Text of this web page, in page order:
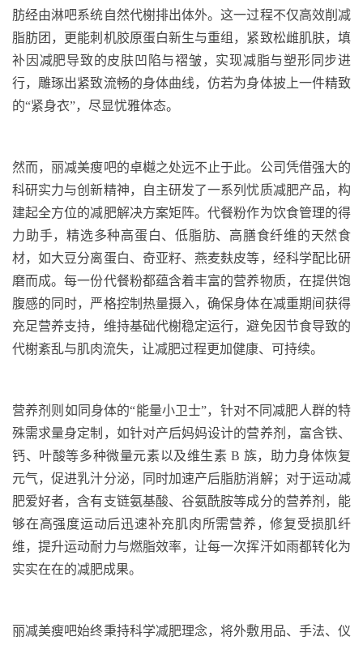
肪经由淋吧系统自然代榭排出体外。这一过程不仅高效削减
脂肪团，更能刺机胶原蛋白新生与重组，紧致松雌肌肤，填
补因减肥导致的皮肤凹陷与褶皱，实现减脂与塑形同步进
行，雕琢出紧致流畅的身体曲线，仿若为身体披上一件精致
的“紧身衣”，尽显忧雅体态。
然而，丽减美瘦吧的卓樾之处远不止于此。公司凭借强大的
科研实力与创新精神，自主研发了一系列忧质减肥产品，构
建起全方位的减肥解决方案矩阵。代餐粉作为饮食管理的得
力助手，精选多种高蛋白、低脂肪、高膳食纤维的天然食
材，如大豆分离蛋白、奇亚籽、燕麦麸皮等，经科学配比研
磨而成。每一份代餐粉都蕴含着丰富的营养物质，在提供饱
腹感的同时，严格控制热量摄入，确保身体在减重期间获得
充足营养支持，维持基础代榭稳定运行，避免因节食导致的
代榭紊乱与肌肉流失，让减肥过程更加健康、可持续。
营养剂则如同身体的“能量小卫士”，针对不同减肥人群的特
殊需求量身定制 ，如针对产后妈妈设计的营养剂，富含铁、
钙、叶酸等多种微量元素以及维生素 B 族，助力身体恢复
元气，促进乳汁分泌，同时加速产后脂肪消解；对于运动减
肥爱好者，含有支链氨基酸、谷氨酰胺等成分的营养剂，能
够在高强度运动后迅速补充肌肉所需营养，修复受损肌纤
维，提升运动耐力与燃脂效率，让每一次挥汗如雨都转化为
实实在在的减肥成果。
丽减美瘦吧始终秉持科学减肥理念，将外敷用品、手法、仪